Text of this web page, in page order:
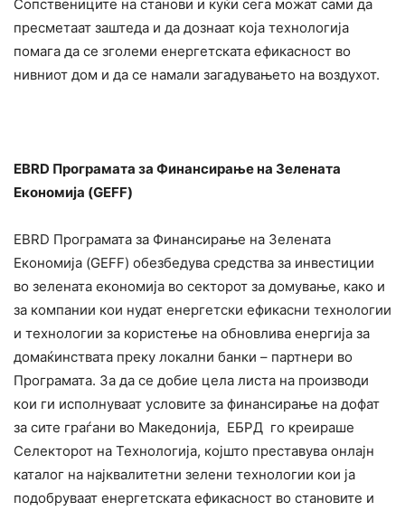
Сопствениците на станови и куќи сега можат сами да
пресметаат заштеда и да дознаат која технологија
помага да се зголеми енергетската ефикасност во
нивниот дом и да се намали загадувањето на воздухот.
EBRD Програмата за Финансирање на Зелената
Економија (GEFF)
EBRD Програмата за Финансирање на Зелената
Економија (GEFF) обезбедува средства за инвестиции
во зелената економија во секторот за домување, како и
за компании кои нудат енергетски ефикасни технологии
и технологии за користење на обновлива енергија за
домаќинствата преку локални банки – партнери во
Програмата. За да се добие цела листа на производи
кои ги исполнуваат условите за финансирање на дофат
за сите граѓани во Македонија, ЕБРД го креираше
Селекторот на Технологија, којшто преставува онлајн
каталог на најквалитетни зелени технологии кои ја
подобруваат енергетската ефикасност во становите и